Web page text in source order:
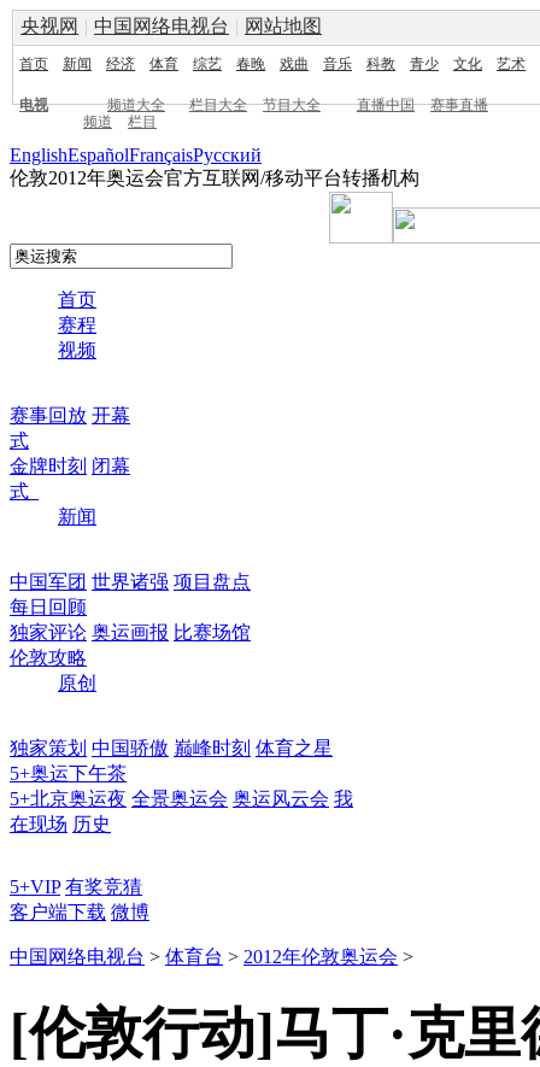
央视网 | 中国网络电视台 | 网站地图
首页 新闻 经济 体育 综艺 春晚 戏曲 音乐 科教 青少 文化 艺术
电视 频道大全 栏目大全 节目大全 直播中国
赛事直播
频道
栏目
EnglishEspañolFrançaisPусский
伦敦2012年奥运会官方互联网/移动平台转播机构
首页
赛程
视频
赛事回放 开幕
式
金牌时刻 闭幕
式
新闻
中国军团 世界诸强 项目盘点
每日回顾
独家评论 奥运画报 比赛场馆
伦敦攻略
原创
独家策划 中国骄傲 巅峰时刻 体育之星
5+奥运下午茶
5+北京奥运夜 全景奥运会 奥运风云会 我
在现场 历史
5+VIP 有奖竞猜
客户端下载 微博
中国网络电视台 > 体育台 > 2012年伦敦奥运会 >
[伦敦行动]马丁·克